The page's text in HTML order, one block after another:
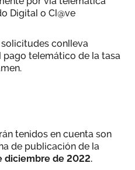
Digital o Cl@ve
conlleva
telemático de la tasa
tenidos en cuenta son
de publicación de la
diciembre de 2022.